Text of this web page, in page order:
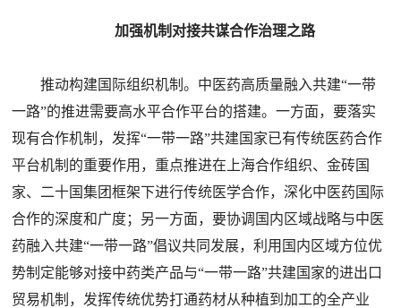
加强机制对接共谋合作治理之路
推动构建国际组织机制。中医药高质量融入共建“一带
一路”的推进需要高水平合作平台的搭建。一方面，要落实
现有合作机制，发挥“一带一路”共建国家已有传统医药合作
平台机制的重要作用，重点推进在上海合作组织、金砖国
家、二十国集团框架下进行传统医学合作，深化中医药国际
合作的深度和广度；另一方面，要协调国内区域战略与中医
药融入共建“一带一路”倡议共同发展，利用国内区域方位优
势制定能够对接中药类产品与“一带一路”共建国家的进出口
贸易机制，发挥传统优势打通药材从种植到加工的全产业